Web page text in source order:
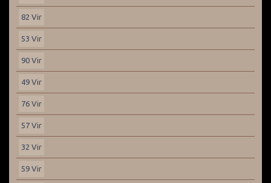
82 Vir
53 Vir
90 Vir
49 Vir
76 Vir
57 Vir
32 Vir
59 Vir